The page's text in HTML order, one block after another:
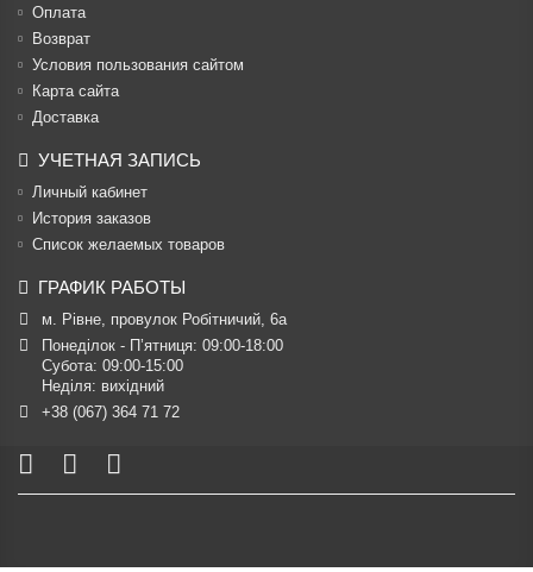
Оплата
Возврат
Условия пользования сайтом
Карта сайта
Доставка
УЧЕТНАЯ ЗАПИСЬ
Личный кабинет
История заказов
Список желаемых товаров
ГРАФИК РАБОТЫ
м. Рівне, провулок Робітничий, 6а
Понеділок - П’ятниця: 09:00-18:00
Субота: 09:00-15:00
Неділя: вихідний
+38 (067) 364 71 72